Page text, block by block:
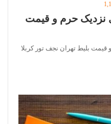
نزدیک حرم و قیمت
قیمت بلیط تهران نجف تور کربلا